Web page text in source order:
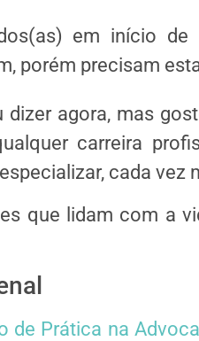
em início de
porém precisam
agora, mas
carreira
cada vez
que lidam com a
de Prática na